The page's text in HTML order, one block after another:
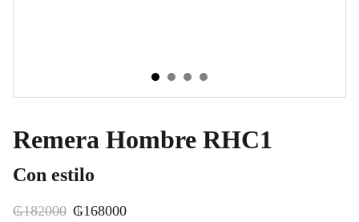
Remera Hombre RHC1
Con estilo
₲182000 ₲168000